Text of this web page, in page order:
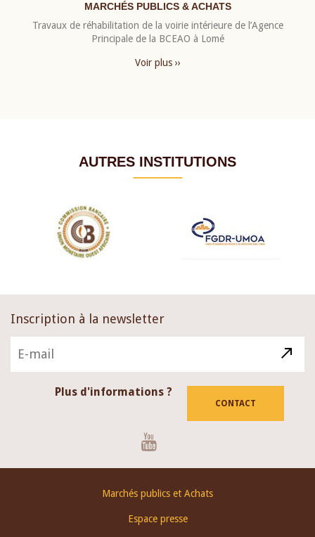
MARCHÉS PUBLICS & ACHATS
Travaux de réhabilitation de la voirie intérieure de l’Agence
Principale de la BCEAO à Lomé
Voir plus ››
AUTRES INSTITUTIONS
Inscription à la newsletter
Plus d'informations ?
CONTACT
Marchés publics et Achats
Espace presse